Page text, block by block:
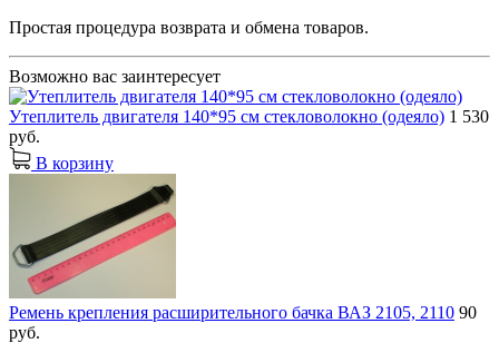
Простая процедура возврата и обмена товаров.
Возможно вас заинтересует
Утеплитель двигателя 140*95 см стекловолокно (одеяло) 1 530
руб.
В корзину
Ремень крепления расширительного бачка ВАЗ 2105, 2110 90
руб.